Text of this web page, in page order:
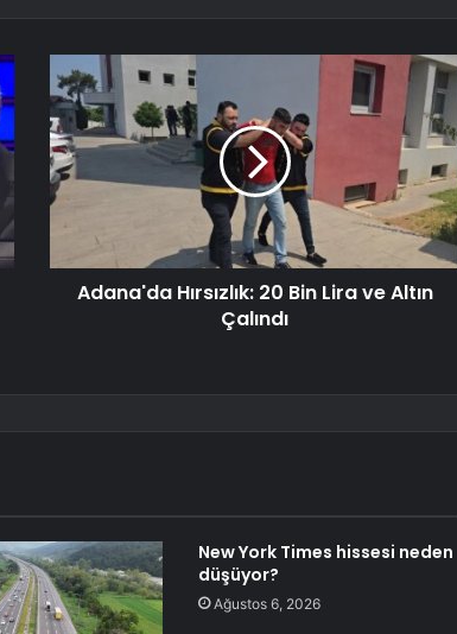
Adana'da Hırsızlık: 20 Bin Lira ve Altın
Çalındı
New York Times hissesi neden
düşüyor?
Ağustos 6, 2026